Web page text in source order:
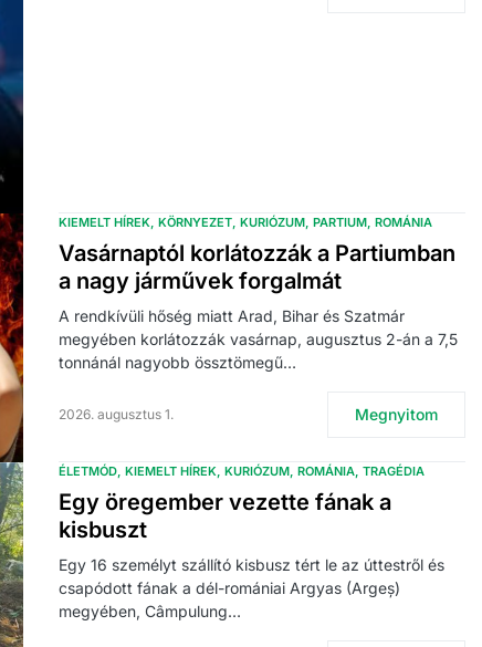
KIEMELT HÍREK KÖRNYEZET KURIÓZUM PARTIUM ROMÁNIA
Vasárnaptól korlátozzák a Partiumban
a nagy járművek forgalmát
A rendkívüli hőség miatt Arad, Bihar és Szatmár
megyében korlátozzák vasárnap, augusztus 2-án a 7,5
tonnánál nagyobb össztömegű…
2026. augusztus 1. Megnyitom
ÉLETMÓD KIEMELT HÍREK KURIÓZUM ROMÁNIA TRAGÉDIA
Egy öregember vezette fának a
kisbuszt
Egy 16 személyt szállító kisbusz tért le az úttestről és
csapódott fának a dél-romániai Argyas (Argeș)
megyében, Câmpulung…